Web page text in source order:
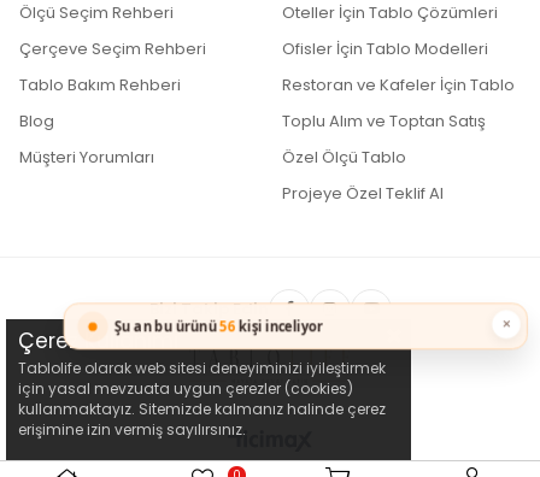
Ölçü Seçim Rehberi
Çerçeve Seçim Rehberi
Tablo Bakım Rehberi
Blog
Müşteri Yorumları
Oteller İçin Tablo Çözümleri
Ofisler İçin Tablo Modelleri
Restoran ve Kafeler İçin Tablo
Toplu Alım ve Toptan Satış
Özel Ölçü Tablo
Projeye Özel Teklif Al
Bizi Takip Edin
Çerez Kullanımı
Tablolife olarak web sitesi deneyiminizi iyileştirmek
için yasal mevzuata uygun çerezler (cookies)
kullanmaktayız. Sitemizde kalmanız halinde çerez
erişimine izin vermiş sayılırsınız.
×
Şu an bu ürünü56 kişi inceliyor